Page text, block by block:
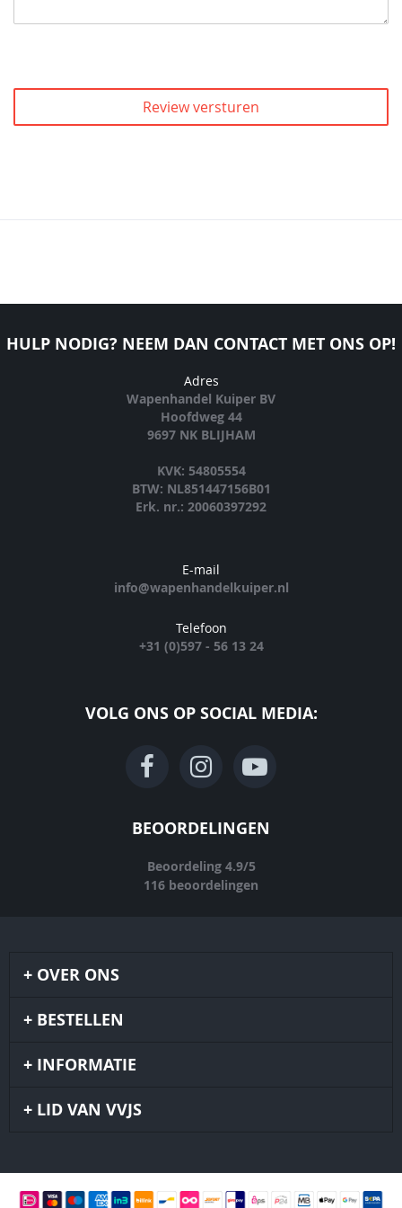
Review versturen
HULP NODIG? NEEM DAN CONTACT MET ONS OP!
Adres
Wapenhandel Kuiper BV
Hoofdweg 44
9697 NK BLIJHAM
KVK: 54805554
BTW: NL851447156B01
Erk. nr.: 20060397292
E-mail
info@wapenhandelkuiper.nl
Telefoon
+31 (0)597 - 56 13 24
VOLG ONS OP SOCIAL MEDIA:
BEOORDELINGEN
Beoordeling 4.9/5
116 beoordelingen
OVER ONS
BESTELLEN
INFORMATIE
LID VAN VVJS